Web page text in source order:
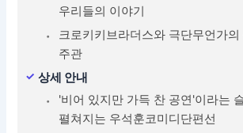
우리들의 이야기
크로키키브라더스와 극단무언가의
주관
상세 안내
'비어 있지만 가득 찬 공연'이라는
펼쳐지는 우석훈코미디단편선